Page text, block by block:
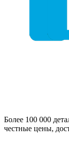
Более 100 000
честные цены,